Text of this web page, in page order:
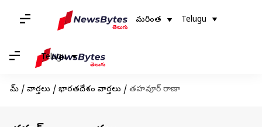
మరింత Telugu
Telugu
హోమ్ / వార్తలు / భారతదేశం వార్తలు / తహవూర్ రాణా